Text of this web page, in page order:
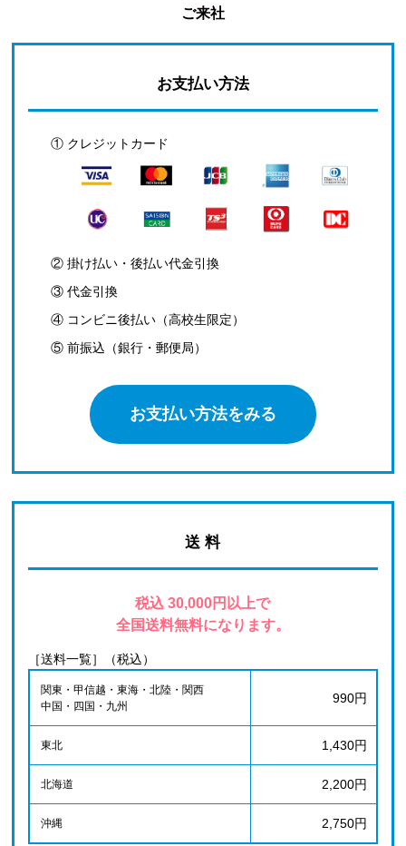
ご来社
お支払い方法
① クレジットカード
② 掛け払い・後払い代金引換
③ 代金引換
④ コンビニ後払い（高校生限定）
⑤ 前振込（銀行・郵便局）
お支払い方法をみる
送 料
税込 30,000円以上で
全国送料無料になります。
［送料一覧］（税込）
関東・甲信越・東海・北陸・関西
中国・四国・九州
990円
東北 1,430円
北海道 2,200円
沖縄 2,750円